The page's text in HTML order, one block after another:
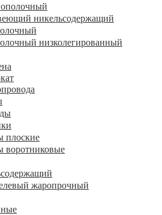
никельсодержащий
низколегированный
плоские
воротниковые
жаропрочный